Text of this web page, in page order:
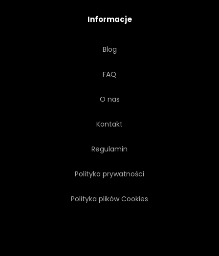
Informacje
Blog
FAQ
O nas
Kontakt
Regulamin
Polityka prywatności
Polityka plików Cookies